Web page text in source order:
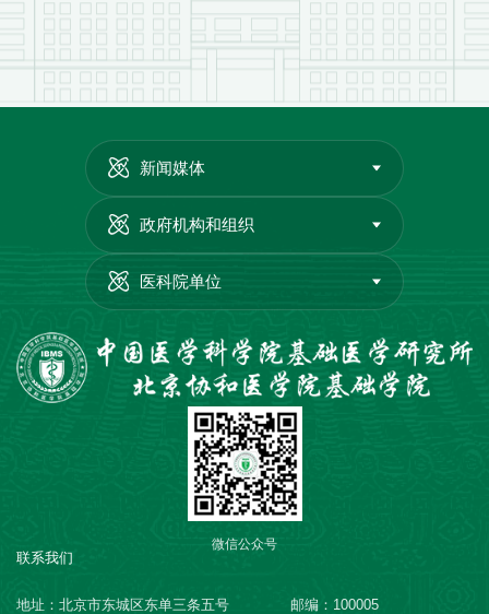
新闻媒体
政府机构和组织
医科院单位
联系我们
地址：北京市东城区东单三条五号 邮编：100005
微信公众号